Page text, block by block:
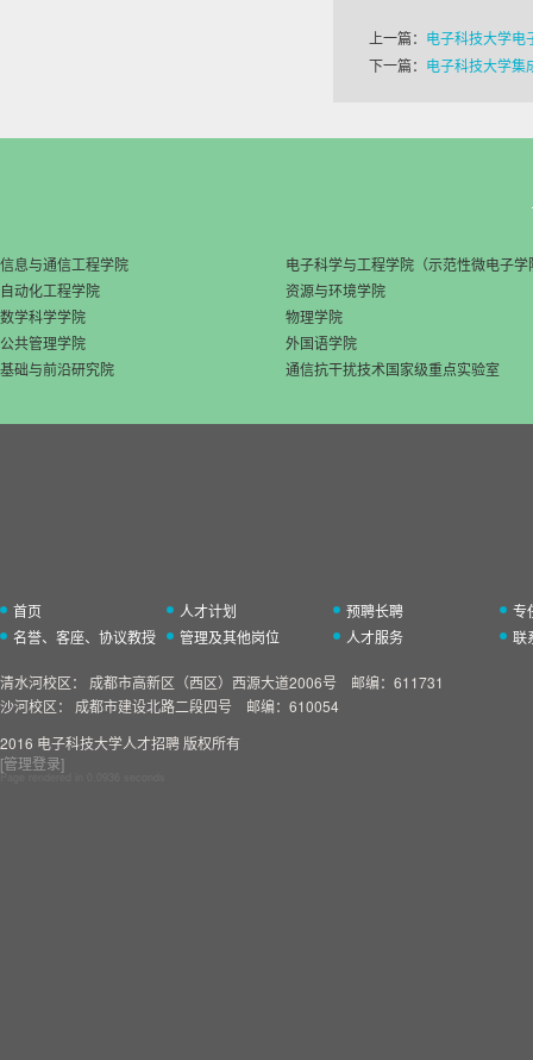
上一篇： 电子科技大学电
下一篇： 电子科技大学集
信息与通信工程学院
电子科学与工程学院（示范性微电子学
自动化工程学院
资源与环境学院
数学科学学院
物理学院
公共管理学院
外国语学院
基础与前沿研究院
通信抗干扰技术国家级重点实验室
首页 人才计划 预聘长聘
专
名誉、客座、协议教授
管理及其他岗位 人才服务 联
清水河校区：
成都市高新区（西区）西源大道2006号 邮编：611731
沙河校区：
成都市建设北路二段四号 邮编：610054
2016 电子科技大学人才招聘 版权所有
[管理登录]
Page rendered in